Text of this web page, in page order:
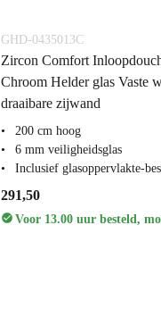
GHD-0435013C
Zircon Comfort
Chroom Helder glas Vaste
draaibare zijwand
200 cm hoog
6 mm veiligheidsglas
Inclusief glasoppervlakte-
291,50
Voor 13.00 uur besteld,